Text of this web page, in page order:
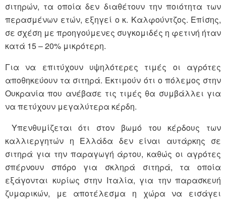
σιτηρών, τα οποία δεν διαθέτουν την ποιότητα των
περασμένων ετών, εξηγεί ο κ. Καλφούντζος. Επίσης,
σε σχέση με προηγούμενες συγκομιδές η φετινή ήταν
κατά 15 – 20% μικρότερη.
Για να επιτύχουν υψηλότερες τιμές οι αγρότες
αποθηκεύουν τα σιτηρά. Εκτιμούν ότι ο πόλεμος στην
Ουκρανία που ανέβασε τις τιμές θα συμβάλλει για
να πετύχουν μεγαλύτερα κέρδη.
Υπενθυμίζεται ότι στον βωμό του κέρδους των
καλλιεργητών η Ελλάδα δεν είναι αυτάρκης σε
σιτηρά για την παραγωγή άρτου, καθώς οι αγρότες
σπέρνουν σπόρο για σκληρά σιτηρά, τα οποία
εξάγονται κυρίως στην Ιταλία, για την παρασκευή
ζυμαρικών, με αποτέλεσμα η χώρα να εισάγει